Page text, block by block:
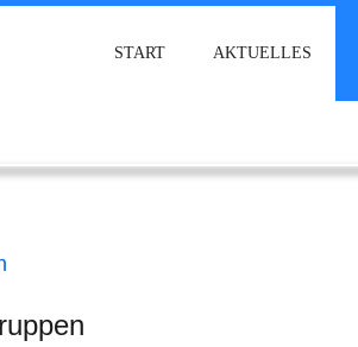
START AKTUELLES